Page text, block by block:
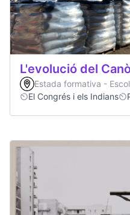
L'evolució del
Estada formativa -
El Congrés i els Indians